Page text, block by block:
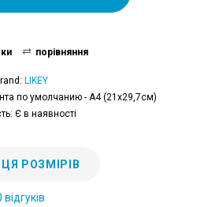
порівняння
LIKEY
по умолчанию - А4 (21x29,7см)
Є в наявності
РОЗМІРІВ
відгуків